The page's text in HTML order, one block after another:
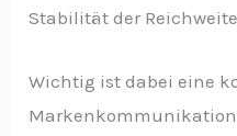
Stabilität der
Wichtig ist dabei eine